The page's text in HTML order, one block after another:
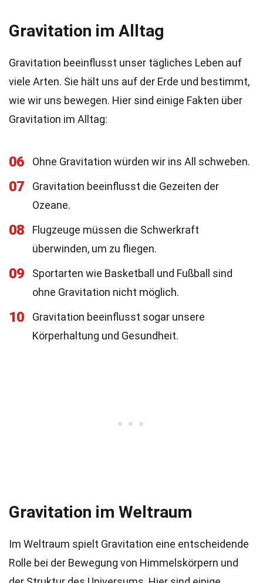
Gravitation im Alltag
Gravitation beeinflusst unser tägliches Leben auf
viele Arten. Sie hält uns auf der Erde und bestimmt,
wie wir uns bewegen. Hier sind einige Fakten über
Gravitation im Alltag:
06 Ohne Gravitation würden wir ins All schweben.
07
Gravitation beeinflusst die Gezeiten der
Ozeane.
08
Flugzeuge müssen die Schwerkraft
überwinden, um zu fliegen.
09
Sportarten wie Basketball und Fußball sind
ohne Gravitation nicht möglich.
10
Gravitation beeinflusst sogar unsere
Körperhaltung und Gesundheit.
Gravitation im Weltraum
Im Weltraum spielt Gravitation eine entscheidende
Rolle bei der Bewegung von Himmelskörpern und